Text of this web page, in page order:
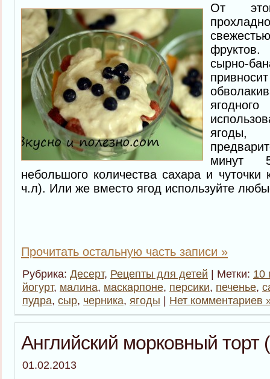
От
сырно-
минут
небольшого количества сахара и чуточки
ч.л). Или же вместо ягод используйте
Прочитать остальную часть записи »
Рубрика: Десерт, Рецепты для детей | Метки: 10
йогурт, малина, маскарпоне, персики, печенье,
пудра, сыр, черника, ягоды | Нет комментариев
Английский морковный торт
01.02.2013